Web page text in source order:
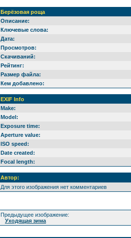
Берёзовая роща
Описание:
Ключевые слова:
Дата:
Просмотров:
Скачиваний:
Рейтинг:
Размер файла:
Кем добавлено:
EXIF Info
Make:
Model:
Exposure time:
Aperture value:
ISO speed:
Date created:
Focal length:
Автор:
Для этого изображения нет комментариев
Предыдущее изображение:
Уходящая зима